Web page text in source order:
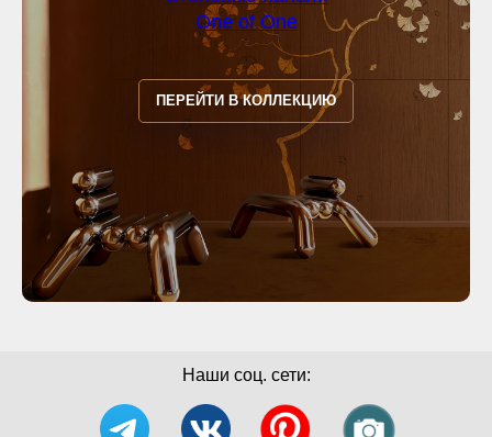
One of One
ПЕРЕЙТИ В КОЛЛЕКЦИЮ
Наши соц. сети: